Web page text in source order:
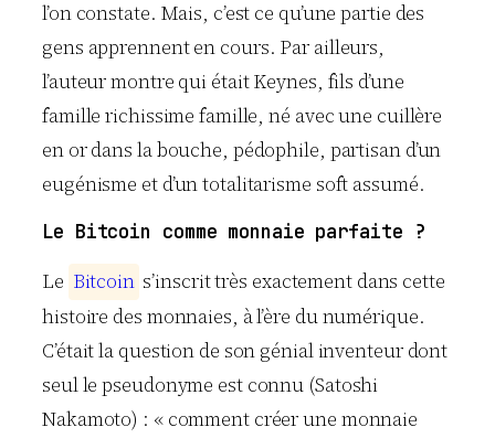
l’on constate. Mais, c’est ce qu’une partie des
gens apprennent en cours. Par ailleurs,
l’auteur montre qui était Keynes, fils d’une
famille richissime famille, né avec une cuillère
en or dans la bouche, pédophile, partisan d’un
eugénisme et d’un totalitarisme soft assumé.
Le Bitcoin comme monnaie parfaite ?
Le Bitcoin s’inscrit très exactement dans cette
histoire des monnaies, à l’ère du numérique.
C’était la question de son génial inventeur dont
seul le pseudonyme est connu (Satoshi
Nakamoto) : « comment créer une monnaie